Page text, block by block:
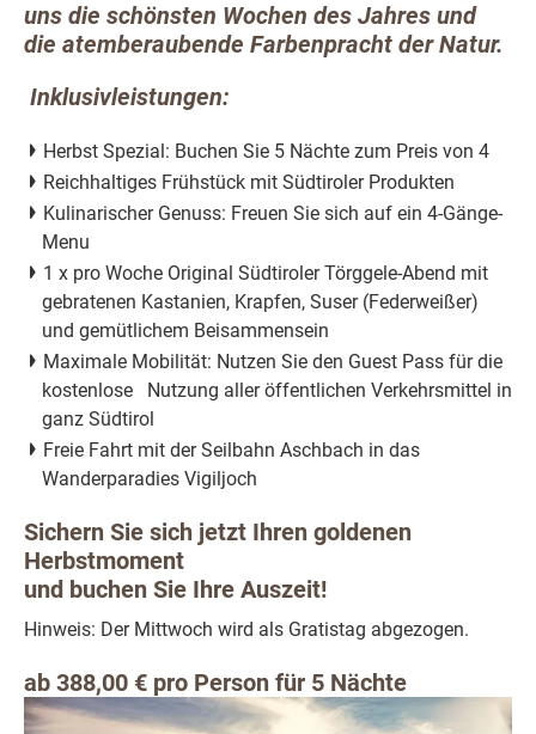
uns die schönsten Wochen des Jahres und
die atemberaubende Farbenpracht der Natur.
Inklusivleistungen:
Herbst Spezial: Buchen Sie 5 Nächte zum Preis von 4
Reichhaltiges Frühstück mit Südtiroler Produkten
Kulinarischer Genuss: Freuen Sie sich auf ein 4-Gänge-
Menu
1 x pro Woche Original Südtiroler Törggele-Abend mit
gebratenen Kastanien, Krapfen, Suser (Federweißer)
und gemütlichem Beisammensein
Maximale Mobilität: Nutzen Sie den Guest Pass für die
kostenlose Nutzung aller öffentlichen Verkehrsmittel in
ganz Südtirol
Freie Fahrt mit der Seilbahn Aschbach in das
Wanderparadies Vigiljoch
Sichern Sie sich jetzt Ihren goldenen
Herbstmoment
und buchen Sie Ihre Auszeit!
Hinweis: Der Mittwoch wird als Gratistag abgezogen.
ab 388,00 € pro Person für 5 Nächte